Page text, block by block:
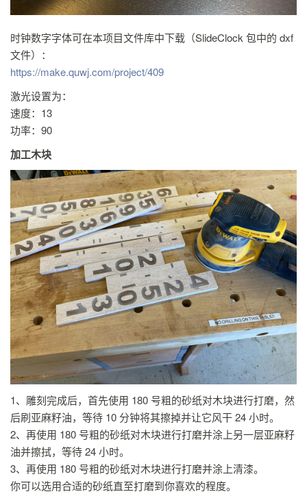
时钟数字字体可在本项目文件库中下载（SlideClock 包中的 dxf
文件）：
https://make.quwj.com/project/409
激光设置为：
速度：13
功率：90
加工木块
1、雕刻完成后，首先使用 180 号粗的砂纸对木块进行打磨，然
后刷亚麻籽油，等待 10 分钟将其擦掉并让它风干 24 小时。
2、再使用 180 号粗的砂纸对木块进行打磨并涂上另一层亚麻籽
油并擦拭，等待 24 小时。
3、再使用 180 号粗的砂纸对木块进行打磨并涂上清漆。
你可以选用合适的砂纸直至打磨到你喜欢的程度。